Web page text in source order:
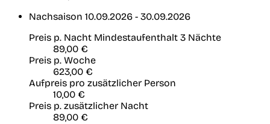
Nachsaison 10.09.2026 - 30.09.2026
Preis p. Nacht Mindestaufenthalt 3 Nächte
89,00 €
Preis p. Woche
623,00 €
Aufpreis pro zusätzlicher Person
10,00 €
Preis p. zusätzlicher Nacht
89,00 €